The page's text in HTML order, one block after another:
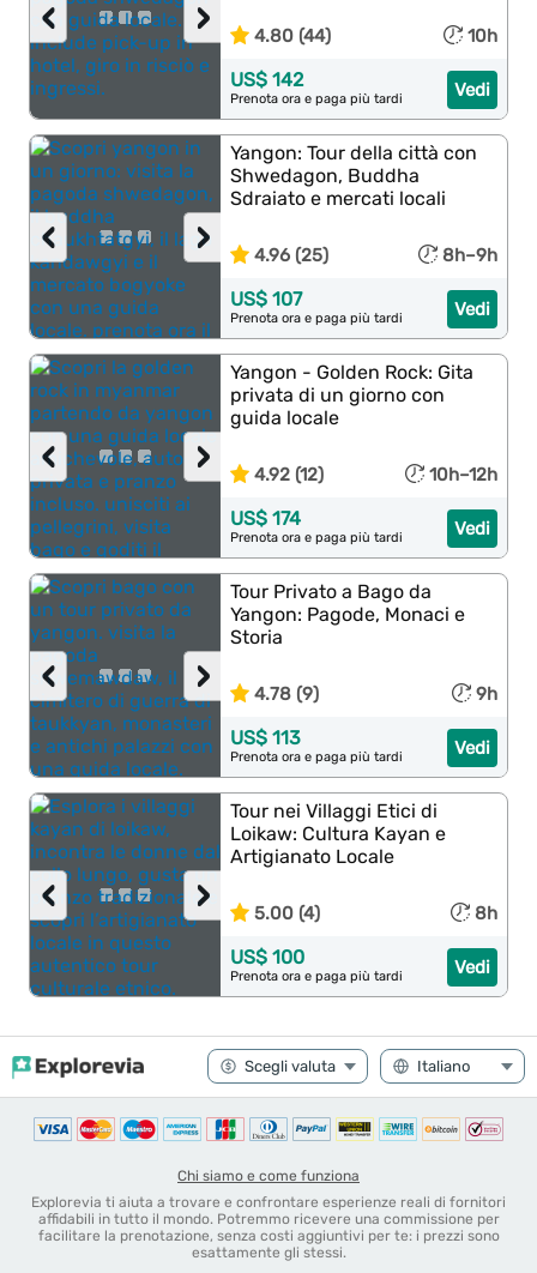
›
‹ 4.80 (44) 10h
Vedi
US$ 142
Prenota ora e paga più tardi
›
‹
Yangon: Tour della città con
Shwedagon, Buddha
Sdraiato e mercati locali
4.96 (25) 8h–9h
Vedi
US$ 107
Prenota ora e paga più tardi
›
‹
Yangon - Golden Rock: Gita
privata di un giorno con
guida locale
4.92 (12) 10h–12h
Vedi
US$ 174
Prenota ora e paga più tardi
›
‹
Tour Privato a Bago da
Yangon: Pagode, Monaci e
Storia
4.78 (9) 9h
Vedi
US$ 113
Prenota ora e paga più tardi
›
‹
Tour nei Villaggi Etici di
Loikaw: Cultura Kayan e
Artigianato Locale
5.00 (4) 8h
Vedi
US$ 100
Prenota ora e paga più tardi
Chi siamo e come funziona
Explorevia ti aiuta a trovare e confrontare esperienze reali di fornitori
affidabili in tutto il mondo. Potremmo ricevere una commissione per
facilitare la prenotazione, senza costi aggiuntivi per te: i prezzi sono
esattamente gli stessi.